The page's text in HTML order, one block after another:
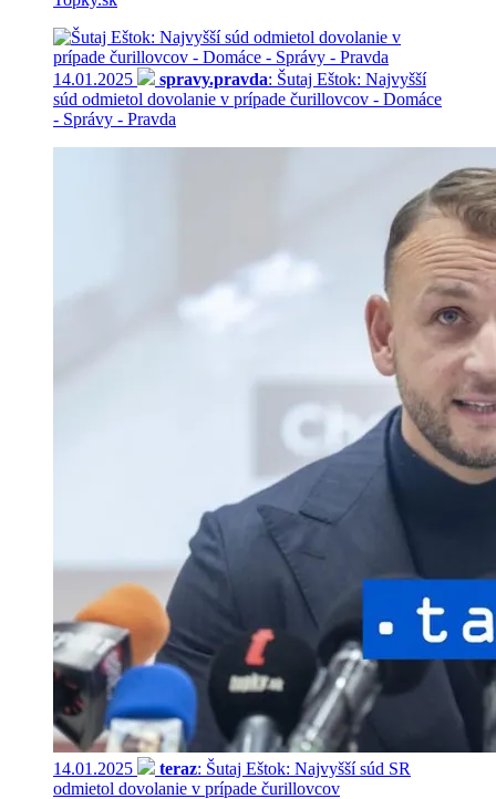
14.01.2025 spravy.pravda: Šutaj Eštok: Najvyšší
súd odmietol dovolanie v prípade čurillovcov - Domáce
- Správy - Pravda
14.01.2025 teraz: Šutaj Eštok: Najvyšší súd SR
odmietol dovolanie v prípade čurillovcov